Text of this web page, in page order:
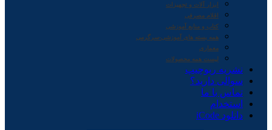
ابزار آلات و تجهیزات
اقلام مصرفی
کتاب و منابع آموزشی
همه بسته های آموزشی-سرگرمی
معماری
لیست همه محصولات
نشریه ربوچیپ
سوالی دارید؟
تماس با ما
استخدام
دانلود iCode